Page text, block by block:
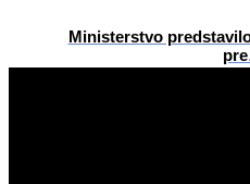
Ministerstvo